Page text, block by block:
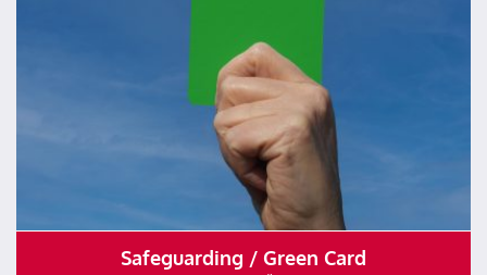
Safeguarding / Green Card